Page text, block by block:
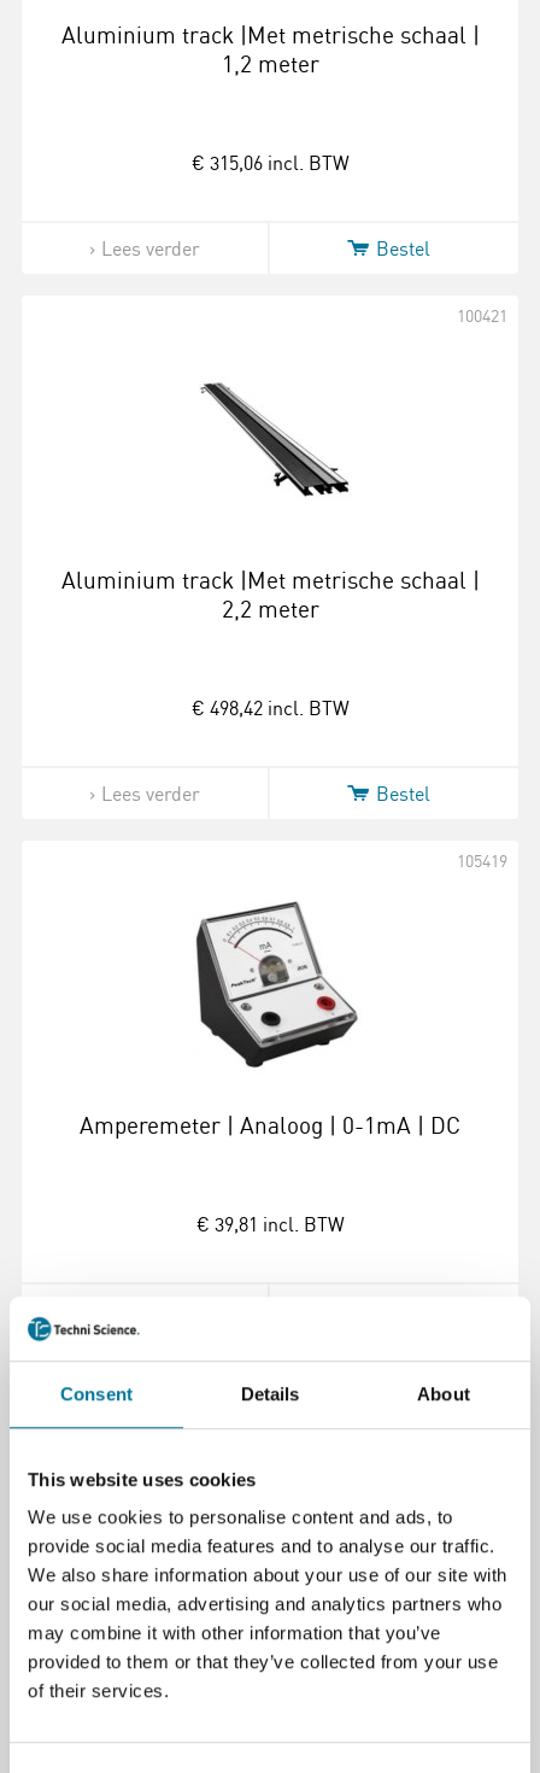
Consent Details About
This website uses cookies
We use cookies to personalise content and ads, to
provide social media features and to analyse our traffic.
We also share information about your use of our site with
our social media, advertising and analytics partners who
may combine it with other information that you’ve
provided to them or that they’ve collected from your use
of their services.
Aluminium track |Met metrische schaal |
1,2 meter
€ 315,06 incl. BTW
Lees verder Bestel
Aluminium track |Met metrische schaal |
2,2 meter
100421
€ 498,42 incl. BTW
Lees verder Bestel
Amperemeter | Analoog | 0-1mA | DC
105419
€ 39,81 incl. BTW
Amperemeter | Analoog | 0-50/500mA | 5A
DC